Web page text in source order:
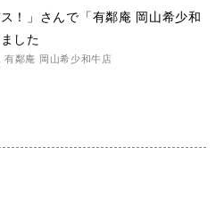
！」さんで「有鄰庵 岡山希少和
した
,有鄰庵 岡山希少和牛店